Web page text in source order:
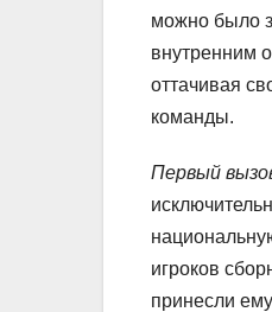
можно было
внутренним
оттачивая
команды.
Первый
игроков
принесли